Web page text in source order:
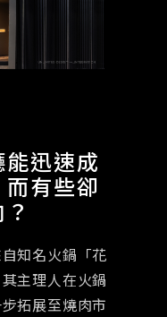
能迅速成
有些卻
知名火鍋「花
主理人在火鍋
拓展至燒肉市